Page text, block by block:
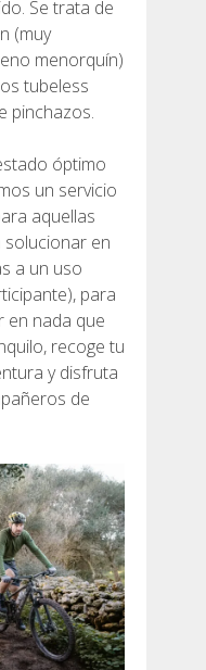
Se trata de
(muy
menorquín)
tubeless
pinchazos.
óptimo
un servicio
aquellas
solucionar en
a un uso
para
en nada que
recoge tu
y disfruta
de